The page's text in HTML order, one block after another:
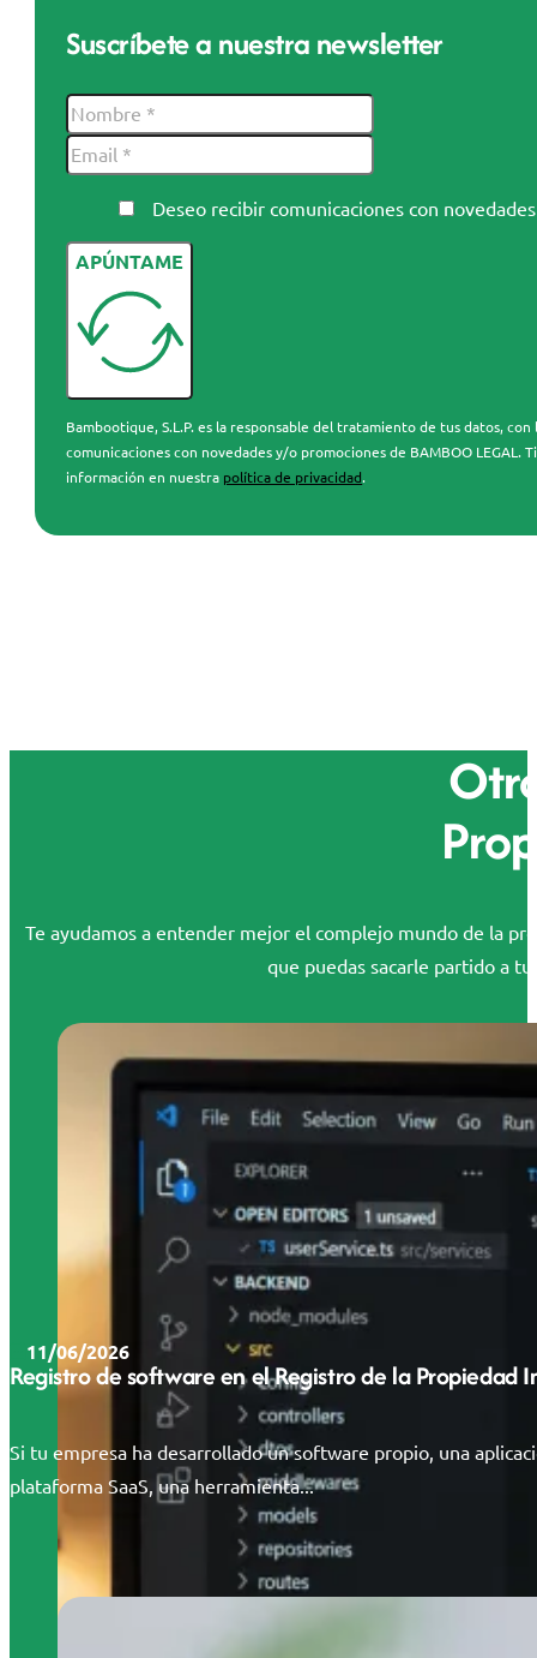
Suscríbete a nuestra newsletter
Deseo recibir comunicaciones con
APÚNTAME
Bambootique, S.L.P. es la responsable del tratamiento de tus datos,
comunicaciones con novedades y/o promociones de BAMBOO
información en nuestra política de privacidad.
Te ayudamos a entender mejor el complejo mundo de la
que puedas sacarle partido a
11/06/2026
Registro de software en el Registro de la
Si tu empresa ha desarrollado un software propio, una
plataforma SaaS, una herramienta...